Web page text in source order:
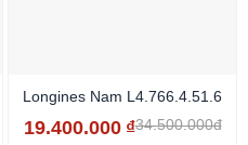
Longines Nam L4.766.4.51.6
19.400.000 ₫34.500.000đ